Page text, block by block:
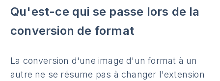
Qu'est-ce qui se passe lors de la
conversion de format
La conversion d'une image d'un format à un
autre ne se résume pas à changer l'extension